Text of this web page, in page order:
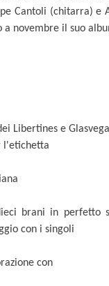
Cantoli (chitarra) e
a novembre il suo
Libertines e
l'etichetta
brani in perfetto
con i singoli
con